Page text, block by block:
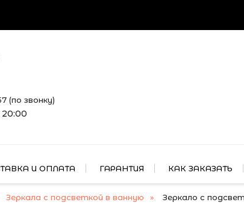
(по звонку)
И ОПЛАТА ГАРАНТИЯ КАК ЗАКАЗАТЬ
Зеркала с подсветкой в ванную Зеркало с